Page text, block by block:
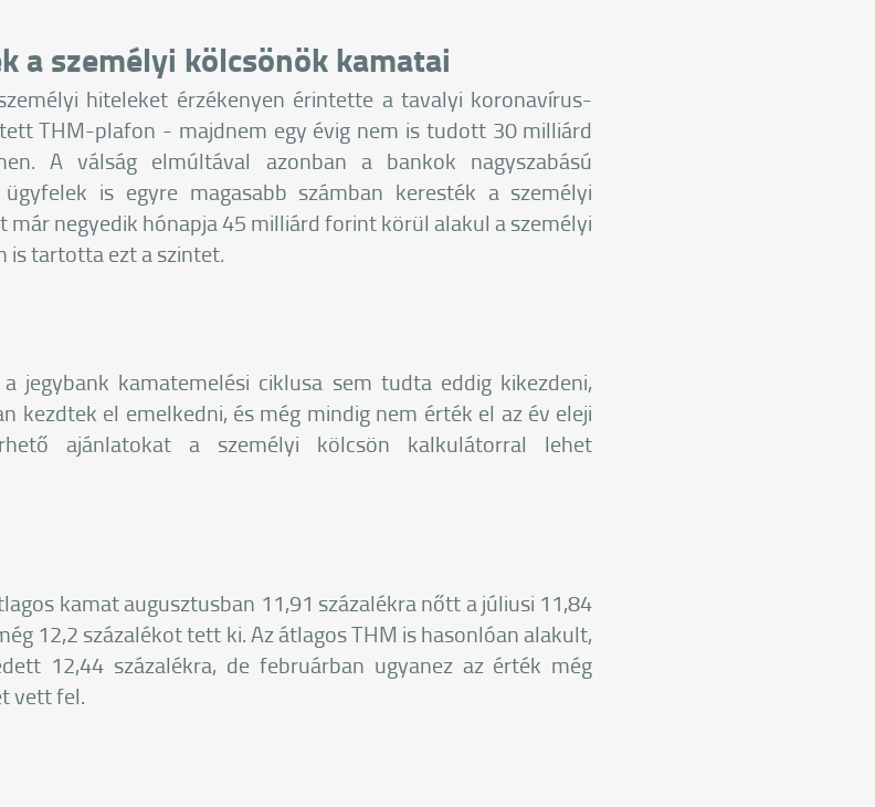
a személyi kölcsönök kamatai
hiteleket érzékenyen érintette a tavalyi koronavírus-
THM-plafon - majdnem egy évig nem is tudott 30 milliárd
A válság elmúltával azonban a bankok nagyszabású
is egyre magasabb számban keresték a személyi
negyedik hónapja 45 milliárd forint körül alakul a személyi
is tartotta ezt a szintet.
jegybank kamatemelési ciklusa sem tudta eddig kikezdeni,
kezdtek el emelkedni, és még mindig nem érték el az év eleji
ajánlatokat a személyi kölcsön kalkulátorral lehet
kamat augusztusban 11,91 százalékra nőtt a júliusi 11,84
12,2 százalékot tett ki. Az átlagos THM is hasonlóan alakult,
12,44 százalékra, de februárban ugyanez az érték még
vett fel.